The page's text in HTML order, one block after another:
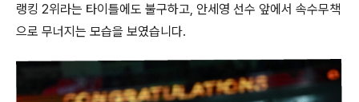
랭킹 2위라는 타이틀에도 불구하고, 안세영 선수 앞에서 속수무책
으로 무너지는 모습을 보였습니다.